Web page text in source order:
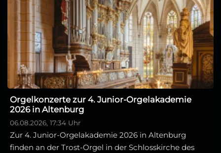
Orgelkonzerte zur 4. Junior-Orgelakademie
2026 in Altenburg
06.08.2026, 17:34 Uhr
Zur 4. Junior-Orgelakademie 2026 in Altenburg
finden an der Trost-Orgel in der Schlosskirche des